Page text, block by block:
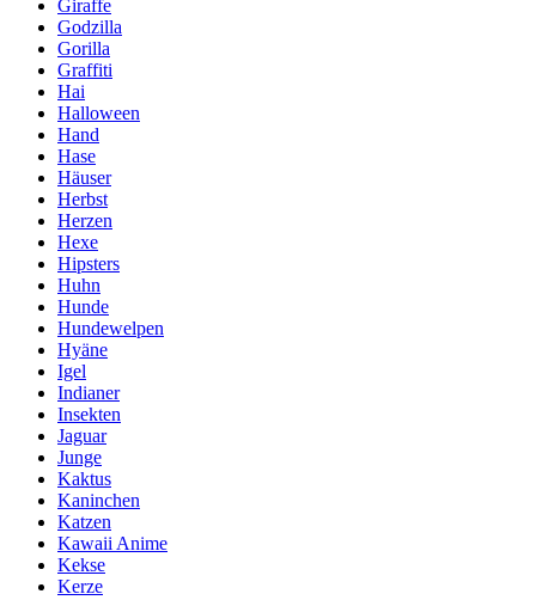
Giraffe
Godzilla
Gorilla
Graffiti
Hai
Halloween
Hand
Hase
Häuser
Herbst
Herzen
Hexe
Hipsters
Huhn
Hunde
Hundewelpen
Hyäne
Igel
Indianer
Insekten
Jaguar
Junge
Kaktus
Kaninchen
Katzen
Kawaii Anime
Kekse
Kerze